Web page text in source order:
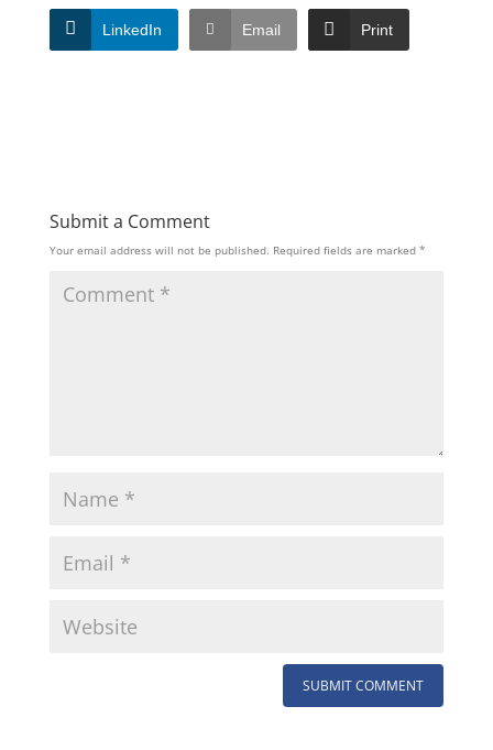
LinkedIn Email Print
Submit a Comment
Your email address will not be published. Required fields are marked *